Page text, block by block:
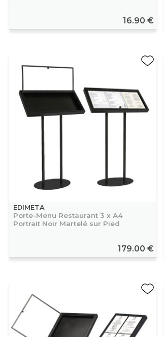
16.90 €
EDIMETA
Porte-Menu Restaurant 3 x A4
Portrait Noir Martelé sur Pied
179.00 €